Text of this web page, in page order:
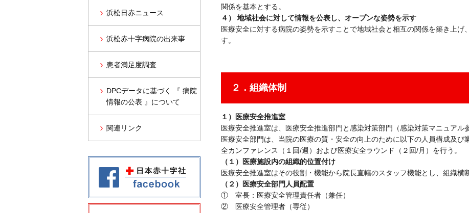
関係を基本とする。
４） 地域社会に対して情報を公表し、オープンな姿勢を示す
医療安全に対する病院の姿勢を示すことで地域社会と相互の関係を築き上
す。
２．組織体制
１）医療安全推進室
医療安全推進室は、医療安全推進部門と感染対策部門（感染対策マニュアル
医療安全部門は、当院の医療の質・安全の向上のために以下の人員構成及
全カンファレンス（１回/週）および医療安全ラウンド（２回/月）を行う。
（１）医療施設内の組織的位置付け
医療安全推進室はその役割・機能から院長直轄のスタッフ機能とし、組織横
（２）医療安全部門人員配置
① 室長：医療安全管理責任者（兼任）
② 医療安全管理者（専従）
浜松日赤ニュース
浜松赤十字病院の出来事
患者満足度調査
DPCデータに基づく 『 病院
情報の公表 』について
関連リンク